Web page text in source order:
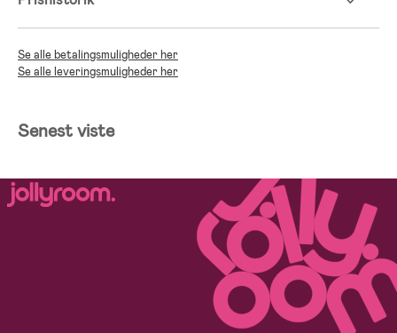
Se alle betalingsmuligheder her
Se alle leveringsmuligheder her
Senest viste